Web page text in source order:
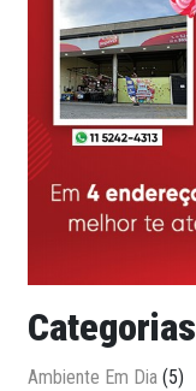
Categorias
Ambiente Em Dia (5)